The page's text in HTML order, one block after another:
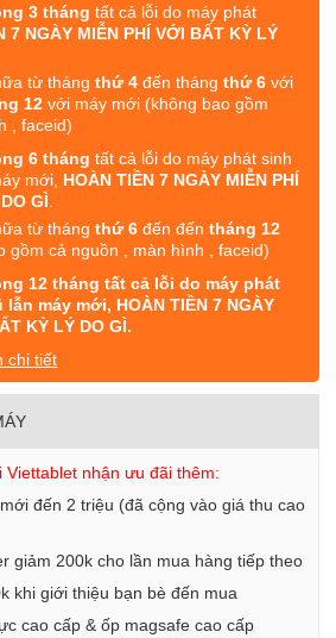
3 thángtất cả lỗi do máy phát
7 NGÀY MIỄN PHÍ VỚI BẤT KỲ LÝ
từ thángthứ 4 đến thángthứ 6 với
12 với máy mới (không bao gồm
, faceid)
6 tháng tất cả lỗi do máy phát sinh
mới, HOÀN TIỀN 7 NGÀY MIỄN PHÍ
GÌ
từ thángthứ 6 đến đếntháng 12
gồm cả nguồn , màn hình , faceid)
12 tháng tất cả lỗi do máy phát
máy mới, HOÀN TIỀN 7 NGÀY
KỲ LÝ DO GÌ.
chi tiết
Viettablet nhận ưu đãi thêm:
đến 2 triệu (đã cộng vào giá thu cao
giảm 200k cho lần mua hàng tiếp theo
khi giới thiệu bạn bè đến mua
cao cấp & ốp magsafe cao cấp